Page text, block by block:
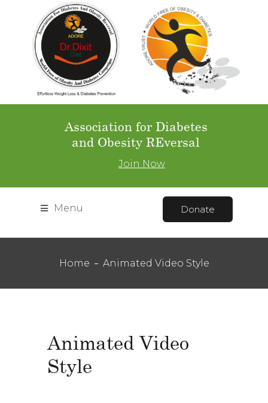
Association for Diabetes
and Obesity REversal
Join Now
Menu Donate
Home Animated Video Style
Animated Video
Style